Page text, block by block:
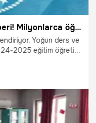
MEB'den sevindiren tatil haberi! Milyonlarca öğrenciyi ilgilendiriyor, tarih belli oldu
Yoğun ders ve
2025 eğitim öğretim